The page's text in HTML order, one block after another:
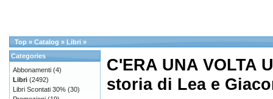
Top » Catalog » Libri »
C'ERA UNA VOLTA
storia di Lea e
Categories
Abbonamenti (4)
Libri (2492)
Libri Scontati 30% (30)